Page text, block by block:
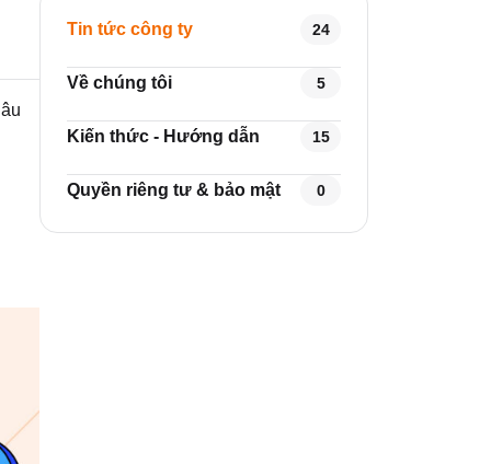
Tin tức công ty 24
Về chúng tôi 5
Kiến thức - Hướng dẫn 15
Quyền riêng tư & bảo mật 0